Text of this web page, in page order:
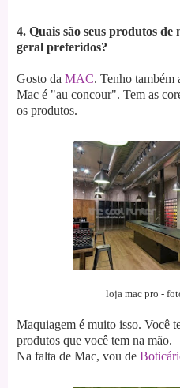
4. Quais são seus produtos de
geral preferidos?
Gosto da MAC. Tenho também
Mac é "au concour". Tem as
os produtos.
loja mac pro -
Maquiagem é muito isso. Você
produtos que você tem na mão.
Na falta de Mac, vou de